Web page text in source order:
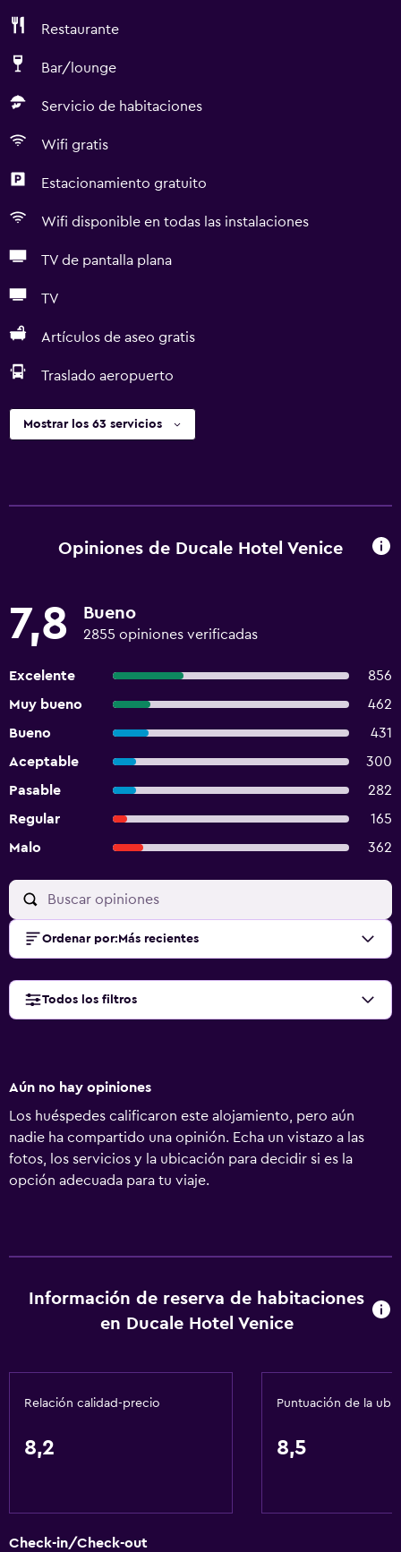
Restaurante
Bar/lounge
Servicio de habitaciones
Wifi gratis
Estacionamiento gratuito
Wifi disponible en todas las instalaciones
TV de pantalla plana
TV
Artículos de aseo gratis
Traslado aeropuerto
Mostrar los 63 servicios
Opiniones de Ducale Hotel Venice
7,8 Bueno
2855 opiniones verificadas
Excelente
856
Muy bueno
462
Bueno
431
Aceptable
300
Pasable
282
Regular
165
Malo
362
Ordenar por: Más recientes
Todos los filtros
Aún no hay opiniones
Los huéspedes calificaron este alojamiento, pero aún
nadie ha compartido una opinión. Echa un vistazo a las
fotos, los servicios y la ubicación para decidir si es la
opción adecuada para tu viaje.
Información de reserva de habitaciones
en Ducale Hotel Venice
Relación calidad-precio
8,2
Puntuación de la
8,5
Check-in/Check-out